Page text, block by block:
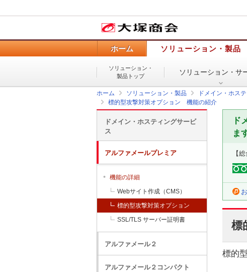
ホーム ソリューション・製品
ソリューション・
製品トップ
ソリューション・ サ
ホーム ソリューション・製品 ドメイン・ホス
標的型攻撃対策オプション 機能の紹介
ド
ま
【
標
標的
ドメイン・ホスティングサービ
ス
アルファメールプレミア
機能の詳細
Webサイト作成（CMS）
標的型攻撃対策オプション
SSL/TLS サーバー証明書
アルファメール２
アルファメール２コンパクト